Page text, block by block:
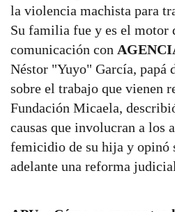
la violencia machista para
Su familia fue y es el motor
comunicación con
Néstor "Yuyo" García, papá
sobre el trabajo que vienen
Fundación Micaela,
causas que involucran a los
femicidio de su hija y opinó
adelante una reforma